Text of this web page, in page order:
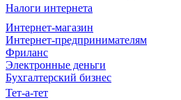
Налоги интернета
Интернет-магазин
Интернет-предпринимателям
Фриланс
Электронные деньги
Бухгалтерский бизнес
Тет-а-тет